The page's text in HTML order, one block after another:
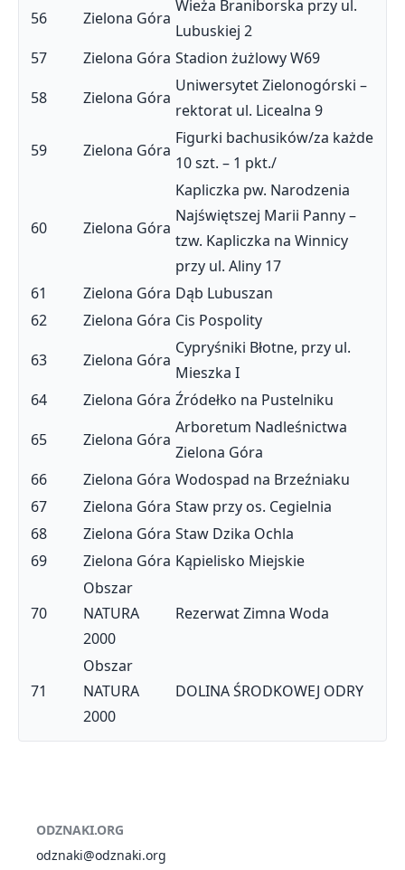
56
Zielona Góra
Wieża Braniborska przy ul.
Lubuskiej 2
57
Zielona Góra Stadion żużlowy W69
58
Zielona Góra
Uniwersytet Zielonogórski –
rektorat ul. Licealna 9
59
Zielona Góra
Figurki bachusików/za każde
10 szt. – 1 pkt./
60 Zielona Góra
Kapliczka pw. Narodzenia
Najświętszej Marii Panny –
tzw. Kapliczka na Winnicy
przy ul. Aliny 17
61
Zielona Góra Dąb Lubuszan
62
Zielona Góra Cis Pospolity
63
Zielona Góra
Cypryśniki Błotne, przy ul.
Mieszka I
64
Zielona Góra Źródełko na Pustelniku
65
Zielona Góra
Arboretum Nadleśnictwa
Zielona Góra
66
Zielona Góra Wodospad na Brzeźniaku
67
Zielona Góra Staw przy os. Cegielnia
68
Zielona Góra Staw Dzika Ochla
69
Zielona Góra Kąpielisko Miejskie
70
Obszar
NATURA
2000
Rezerwat Zimna Woda
71
Obszar
NATURA
2000
DOLINA ŚRODKOWEJ ODRY
ODZNAKI.ORG
odznaki@odznaki.org